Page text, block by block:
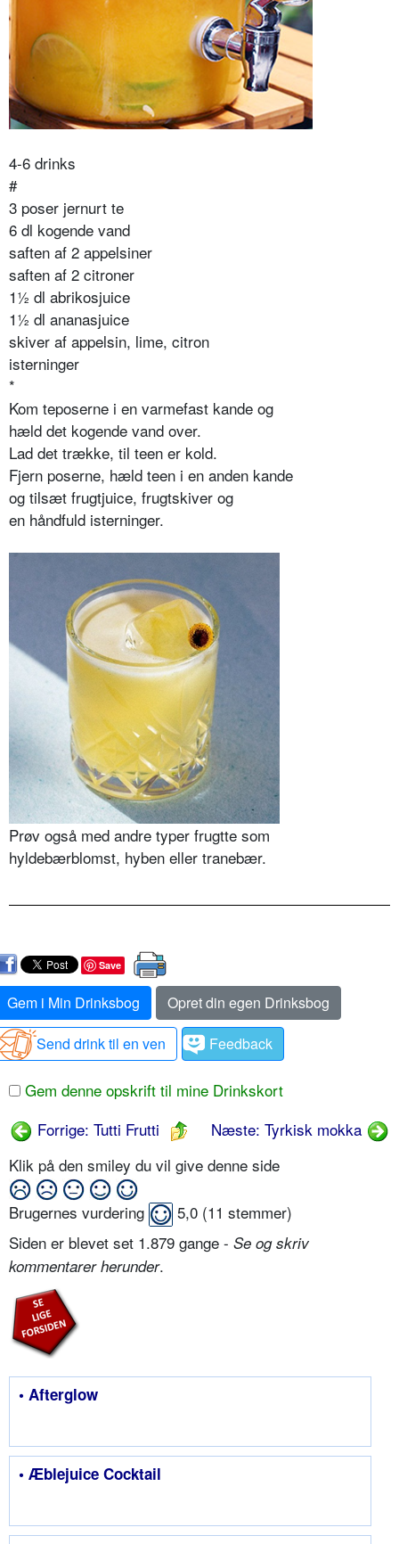
4-6 drinks
#
3 poser jernurt te
6 dl kogende vand
saften af 2 appelsiner
saften af 2 citroner
1½ dl abrikosjuice
1½ dl ananasjuice
skiver af appelsin, lime, citron
isterninger
*
Kom teposerne i en varmefast kande og
hæld det kogende vand over.
Lad det trække, til teen er kold.
Fjern poserne, hæld teen i en anden kande
og tilsæt frugtjuice, frugtskiver og
en håndfuld isterninger.
Prøv også med andre typer frugtte som
hyldebærblomst, hyben eller tranebær.
Save
Gem i Min Drinksbog
Opret din egen Drinksbog
Send drink til en ven
Feedback
Gem denne opskrift til mine Drinkskort
Forrige: Tutti Frutti
Næste: Tyrkisk mokka
Klik på den smiley du vil give denne side
Brugernes vurdering 5,0 (11 stemmer)
Siden er blevet set 1.879 gange - Se og skriv
kommentarer herunder.
• Afterglow
• Æblejuice Cocktail